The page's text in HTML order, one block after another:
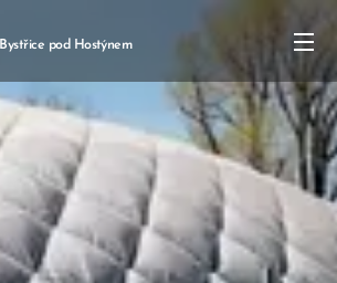
Bystřice pod Hostýnem